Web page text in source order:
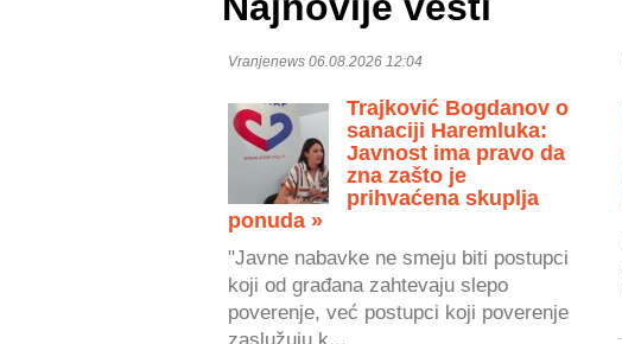
Vranjenews 06.08.2026 12:04
Trajković Bogdanov o
sanaciji Haremluka:
Javnost ima pravo da
zna zašto je
prihvaćena skuplja
ponuda »
"Javne nabavke ne smeju biti postupci
koji od građana zahtevaju slepo
poverenje, već postupci koji poverenje
zaslužuju k...